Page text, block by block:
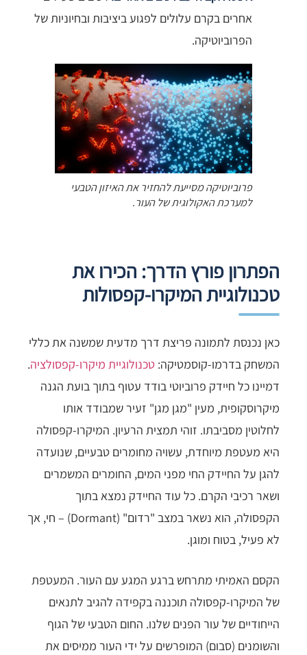
אחרים בקרם עלולים לפגוע ביציבות ובחיוניות של
הפרוביוטיקה.
פרוביוטיקה מסייעת להחזיר את האיזון הטבעי
למערכת האקולוגית של העור.
הפתרון פורץ הדרך: הכירו את
טכנולוגיית המיקרו-קפסולות
כאן נכנסת לתמונה פריצת דרך מדעית שמשנה את כללי
המשחק בדרמו-קוסמטיקה: טכנולוגיית מיקרו-קפסולציה.
דמיינו כל חיידק פרוביוטי בודד עטוף בתוך בועת הגנה
מיקרוסקופית, מעין "מגן מגן" זעיר שמבודד אותו
לחלוטין מסביבתו. זוהי תמצית הרעיון. המיקרו-קפסולה
היא מעטפת מיוחדת, עשויה מחומרים טבעיים, שנועדה
להגן על החיידק החי מפני המים, החומרים המשמרים
ושאר רכיבי הקרם. כל עוד החיידק נמצא בתוך
הקפסולה, הוא נשאר במצב "רדום" (Dormant) – חי, אך
לא פעיל, בטוח ומוגן.
הקסם האמיתי מתרחש ברגע המגע עם העור. המעטפת
של המיקרו-קפסולה תוכננה בקפידה להגיב לתנאים
הייחודיים של עור הפנים שלנו. החום הטבעי של הגוף
והשומנים (סבום) המופרשים על ידי העור ממיסים את